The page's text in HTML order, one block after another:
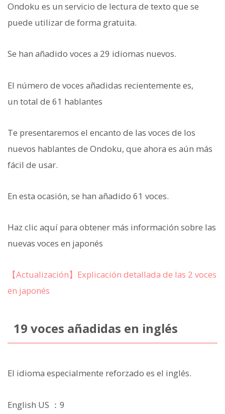
Ondoku es un servicio de lectura de texto que se
puede utilizar de forma gratuita.
Se han añadido voces a 29 idiomas nuevos.
El número de voces añadidas recientemente es,
un total de 61 hablantes
Te presentaremos el encanto de las voces de los
nuevos hablantes de Ondoku, que ahora es aún más
fácil de usar.
En esta ocasión, se han añadido 61 voces.
Haz clic aquí para obtener más información sobre las
nuevas voces en japonés
【Actualización】Explicación detallada de las 2 voces
en japonés
19 voces añadidas en inglés
El idioma especialmente reforzado es el inglés.
English US ：9